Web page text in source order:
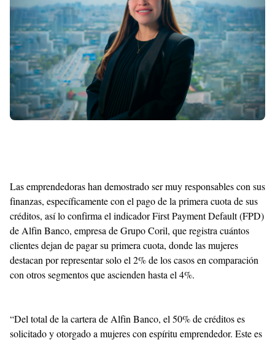
Las emprendedoras han demostrado ser muy responsables con sus
finanzas, específicamente con el pago de la primera cuota de sus
créditos, así lo confirma el indicador First Payment Default (FPD)
de Alfin Banco, empresa de Grupo Coril, que registra cuántos
clientes dejan de pagar su primera cuota, donde las mujeres
destacan por representar solo el 2% de los casos en comparación
con otros segmentos que ascienden hasta el 4%.
“Del total de la cartera de Alfin Banco, el 50% de créditos es
solicitado y otorgado a mujeres con espíritu emprendedor. Este es